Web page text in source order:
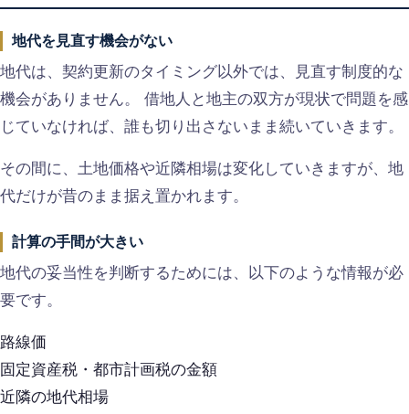
地代を見直す機会がない
地代は、契約更新のタイミング以外では、見直す制度的な
機会がありません。 借地人と地主の双方が現状で問題を感
じていなければ、誰も切り出さないまま続いていきます。
その間に、土地価格や近隣相場は変化していきますが、地
代だけが昔のまま据え置かれます。
計算の手間が大きい
地代の妥当性を判断するためには、以下のような情報が必
要です。
路線価
固定資産税・都市計画税の金額
近隣の地代相場